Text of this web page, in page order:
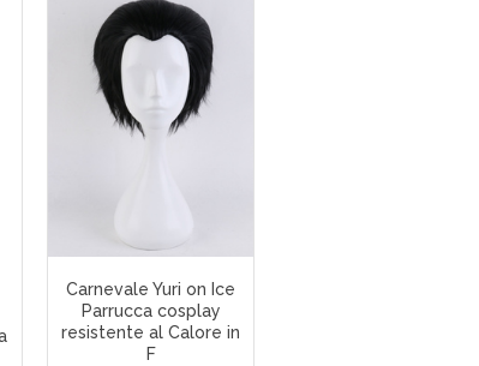
Carnevale Yuri on Ice
Parrucca cosplay
resistente al Calore in
F